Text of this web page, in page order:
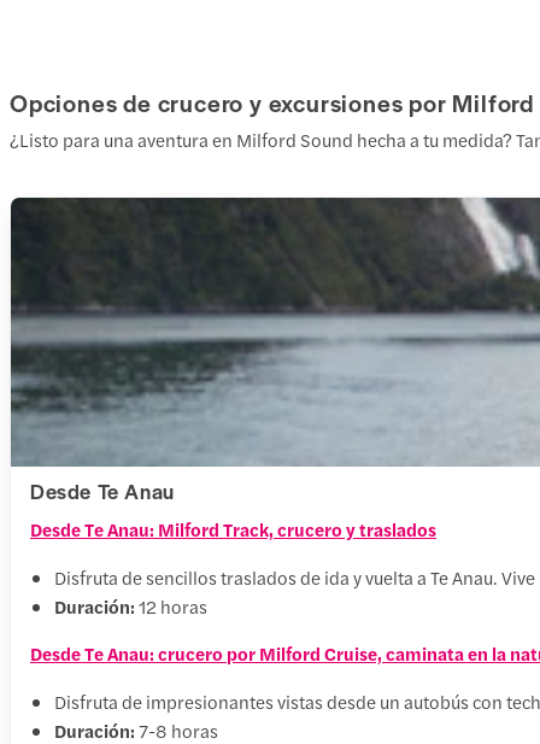
Opciones de crucero y excursiones por Milford
¿Listo para una aventura en Milford Sound hecha a tu medida?
Desde Te Anau
Desde Te Anau: Milford Track, crucero y traslados
Disfruta de sencillos traslados de ida y vuelta a Te Anau.
Duración:12 horas
Desde Te Anau: crucero por Milford Cruise, caminata en la
Disfruta de impresionantes vistas desde un autobús con
Duración:7-8 horas